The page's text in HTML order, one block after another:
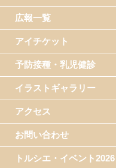
広報一覧
アイチケット
予防接種・乳児健診
イラストギャラリー
アクセス
お問い合わせ
トルシエ・イベント2026